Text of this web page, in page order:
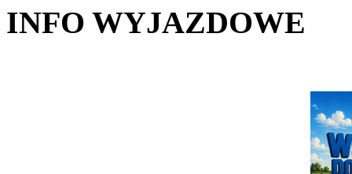
INFO WYJAZDOWE